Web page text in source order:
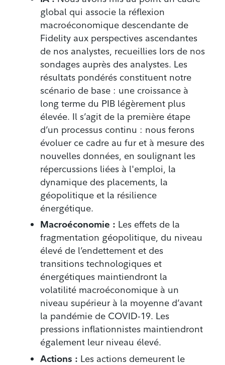
global qui associe la réflexion
macroéconomique descendante de
Fidelity aux perspectives ascendantes
de nos analystes, recueillies lors de nos
sondages auprès des analystes. Les
résultats pondérés constituent notre
scénario de base : une croissance à
long terme du PIB légèrement plus
élevée. Il s’agit de la première étape
d’un processus continu : nous ferons
évoluer ce cadre au fur et à mesure des
nouvelles données, en soulignant les
répercussions liées à l'emploi, la
dynamique des placements, la
géopolitique et la résilience
énergétique.
Macroéconomie : Les effets de la
fragmentation géopolitique, du niveau
élevé de l’endettement et des
transitions technologiques et
énergétiques maintiendront la
volatilité macroéconomique à un
niveau supérieur à la moyenne d’avant
la pandémie de COVID-19. Les
pressions inflationnistes maintiendront
également leur niveau élevé.
Actions : Les actions demeurent le